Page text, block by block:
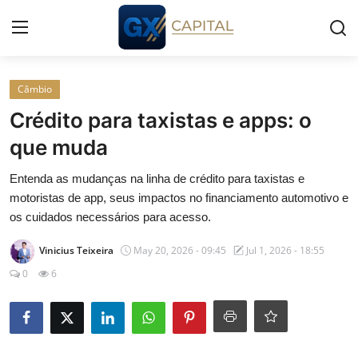
Entrar
Cursos
Simuladores
Wealth
Contato
Câmbio
Crédito para taxistas e apps: o
que muda
Entenda as mudanças na linha de crédito para taxistas e
motoristas de app, seus impactos no financiamento automotivo e
os cuidados necessários para acesso.
Vinicius Teixeira May 20, 2026 - 09:45
Jul 1, 2026 - 18:55
0
6